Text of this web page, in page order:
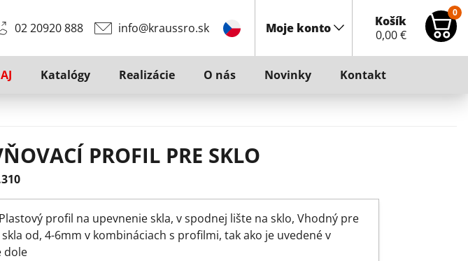
02 20920 888 info@kraussro.sk Moje konto
Košík
0,00€
0
Katalógy Realizácie O nás Novinky Kontakt
PROFIL PRE SKLO
Plastový profil na upevnenie skla, v spodnej lište na sklo, Vhodný pre
od, 4-6mm v kombináciach s profilmi, tak ako je uvedené v
dole